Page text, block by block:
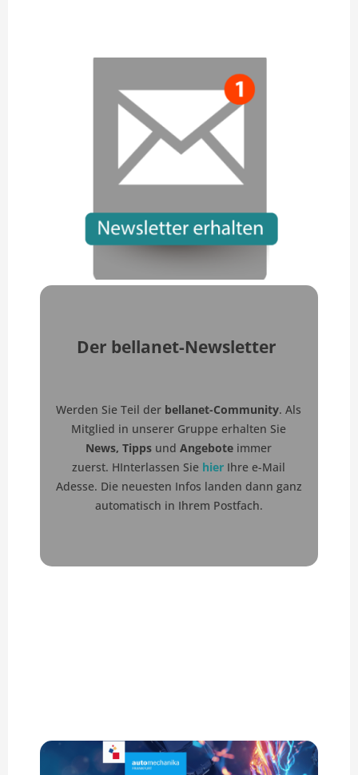
Der bellanet-Newsletter
Werden Sie Teil der bellanet-Community. Als
Mitglied in unserer Gruppe erhalten Sie
News, Tipps und Angebote immer
zuerst. HInterlassen Sie hier Ihre e-Mail
Adesse. Die neuesten Infos landen dann ganz
automatisch in Ihrem Postfach.